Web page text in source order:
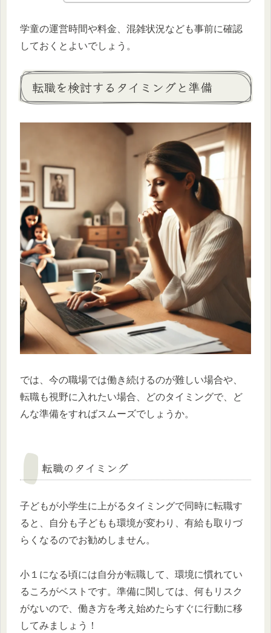
学童の運営時間や料金、混雑状況なども事前に確認
しておくとよいでしょう。
転職を検討するタイミングと準備
では、今の職場では働き続けるのが難しい場合や、
転職も視野に入れたい場合、どのタイミングで、ど
んな準備をすればスムーズでしょうか。
転職のタイミング
子どもが小学生に上がるタイミングで同時に転職す
ると、自分も子どもも環境が変わり、有給も取りづ
らくなるのでお勧めしません。
小１になる頃には自分が転職して、環境に慣れてい
るころがベストです。準備に関しては、何もリスク
がないので、働き方を考え始めたらすぐに行動に移
してみましょう！